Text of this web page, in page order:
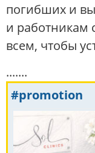
погибших и
и работникам
всем, чтобы
.......
#promotion